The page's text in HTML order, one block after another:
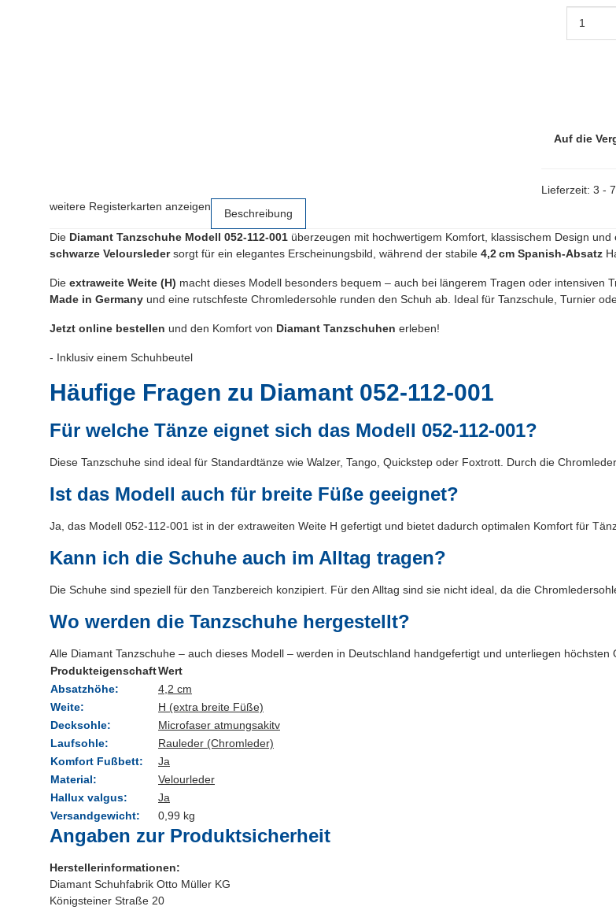
Auf die
Lieferzeit: 3 -
weitere Registerkarten anzeigen
Beschreibung
Die Diamant Tanzschuhe Modell 052-112-001 überzeugen mit hochwertigem Komfort, klassischem Design
schwarze Veloursledersorgt für ein elegantes Erscheinungsbild, während der stabile 4,2 cm Spanish-Absatz
Die extraweite Weite (H) macht dieses Modell besonders bequem – auch bei längerem Tragen oder intensiven
Made in Germany und eine rutschfeste Chromledersohle runden den Schuh ab. Ideal für Tanzschule, Turnier
Jetzt online bestellen und den Komfort von Diamant Tanzschuhen erleben!
- Inklusiv einem Schuhbeutel
Häufige Fragen zu Diamant 052-112-001
Für welche Tänze eignet sich das Modell 052-112-001?
Diese Tanzschuhe sind ideal für Standardtänze wie Walzer, Tango, Quickstep oder Foxtrott. Durch die
Ist das Modell auch für breite Füße geeignet?
Ja, das Modell 052-112-001 ist in der extraweiten Weite H gefertigt und bietet dadurch optimalen Komfort für
Kann ich die Schuhe auch im Alltag tragen?
Die Schuhe sind speziell für den Tanzbereich konzipiert. Für den Alltag sind sie nicht ideal, da die
Wo werden die Tanzschuhe hergestellt?
Alle Diamant Tanzschuhe – auch dieses Modell – werden in Deutschland handgefertigt und unterliegen höchsten
ProdukteigenschaftWert
Absatzhöhe:
4,2 cm
Weite:
H (extra breite Füße)
Decksohle:
Microfaser atmungsakitv
Laufsohle:
Rauleder (Chromleder)
Komfort Fußbett:
Ja
Material:
Velourleder
Hallux valgus:
Ja
Versandgewicht:
0,99 kg
Angaben zur Produktsicherheit
Herstellerinformationen:
Diamant Schuhfabrik Otto Müller KG
Königsteiner Straße 20